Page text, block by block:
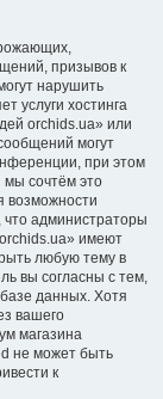
призывов к
нарушить
услуги хостинга
orchids.ua» или
могут
при этом
мы сочтём это
возможности
что администраторы
имеют
любую тему в
вы согласны с тем,
данных. Хотя
вашего
магазина
не может быть
к